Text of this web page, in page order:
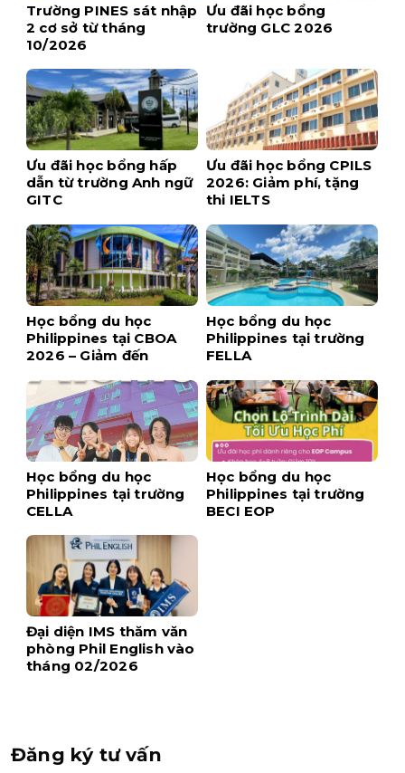
Trường PINES sát nhập
2 cơ sở từ tháng
10/2026
Ưu đãi học bổng
trường GLC 2026
Ưu đãi học bổng hấp
dẫn từ trường Anh ngữ
GITC
Ưu đãi học bổng CPILS
2026: Giảm phí, tặng
thi IELTS
Học bổng du học
Philippines tại CBOA
2026 – Giảm đến
sớm
Học bổng du học
Philippines tại trường
FELLA
Học bổng du học
Philippines tại trường
CELLA
Học bổng du học
Philippines tại trường
BECI EOP
Đại diện IMS thăm văn
phòng Phil English vào
tháng 02/2026
Đăng ký tư vấn